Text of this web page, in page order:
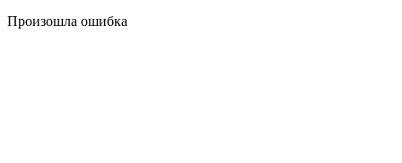
Произошла ошибка